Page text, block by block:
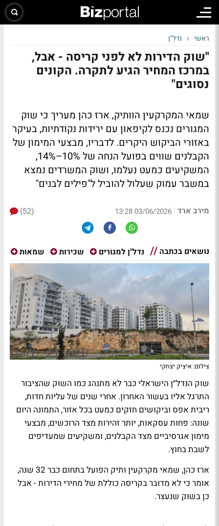
ראשי נדל"ן
"שוק הדירות לא לפני קריסה - אבל,
במרכז המחיר הגיע לתקרה. הקונים
נסוגים"
שמאי המקרקעין הוותיק, ארז כהן מעריך כי שוק
המגורים נכנס לקיפאון עם ירידות נקודתיות, בעיקר
באזורי הביקוש היקרים. לדבריו, מבצעי המימון של
הקבלנים שווים בפועל הנחה של 10%–14%,
המשקיעים כמעט נעלמו, ושוק המשרדים נמצא
במשבר עמוק שעלול להוביל ל"פילים לבנים"
מירב ארד |
03/06/2026 13:28
(52)
נושאים בכתבה נדל"ן למגורים שכירות שמאות
צילום: איציק יצחקי
שוק הנדל״ן הישראלי כבר לא מתנהג כמו השוק שהציבור
התרגל אליו בעשור האחרון. אחרי שנים של עליות חדות,
ריבית אפס וביקושים חזקים כמעט בכל אזור, התמונה היום
שונה: פחות עסקאות, יותר זהירות מצד הרוכשים, מבצעי
מימון אגרסיביים מצד הקבלנים, ומשקיעים שמעדיפים
לשבת בחוץ.
ארז כהן, שמאי מקרקעין ותיק הפועל בתחום כבר 32 שנה,
אומר כי לא מדובר בקריסה כוללת של מחירי הדירות - אבל
כן בשוק שנעצר.